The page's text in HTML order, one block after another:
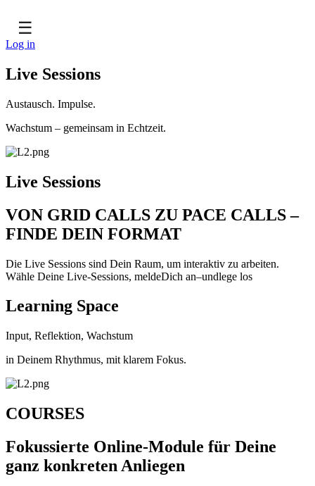
☰
Log in
Live Sessions
Austausch. Impulse.
Wachstum – gemeinsam in Echtzeit.
Live Sessions
VON GRID CALLS ZU PACE CALLS –
FINDE DEIN FORMAT
Die Live Sessions sind Dein Raum, um interaktiv zu arbeiten.
Wähle Deine Live-Sessions, meldeDich an–undlege los
Learning Space
Input, Reflektion, Wachstum
in Deinem Rhythmus, mit klarem Fokus.
COURSES
Fokussierte Online-Module für Deine
ganz konkreten Anliegen